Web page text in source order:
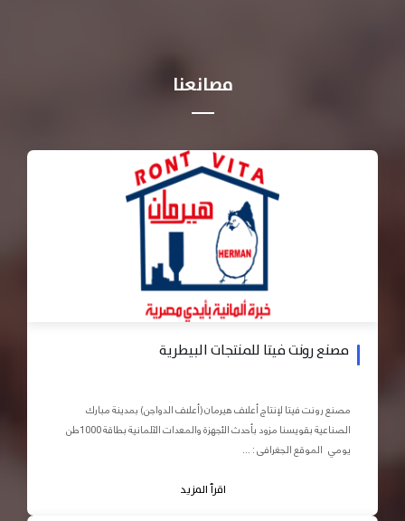
مصانعنا
مصنع رونت فيتا للمنتجات البيطرية
مصنع رونت فيتا لإنتاج أعلاف هيرمان (أعلاف الدواجن) بمدينة مبارك
الصناعية بقويسنا مزود بأحدث الأجهزة والمعدات الآلمانية بطاقة 1000طن
يومي الموقع الجغرافى : ...
اقرأ المزيد